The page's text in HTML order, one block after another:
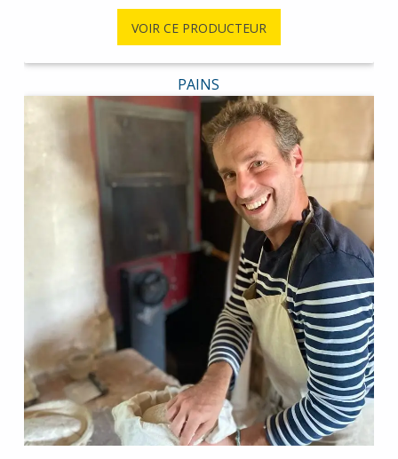
VOIR CE PRODUCTEUR
PAINS